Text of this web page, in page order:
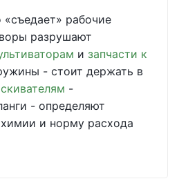
рабочие
разрушают
и запчасти к
- стоит держать в
-
- определяют
и норму расхода